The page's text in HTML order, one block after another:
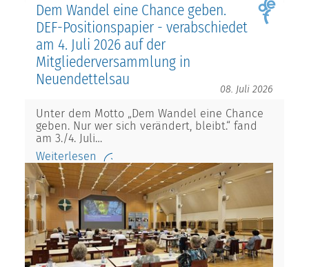
Dem Wandel eine Chance geben.
DEF-Positionspapier - verabschiedet
am 4. Juli 2026 auf der
Mitgliederversammlung in
Neuendettelsau
08. Juli 2026
Unter dem Motto „Dem Wandel eine Chance
geben. Nur wer sich verändert, bleibt.“ fand
am 3./4. Juli…
Weiterlesen